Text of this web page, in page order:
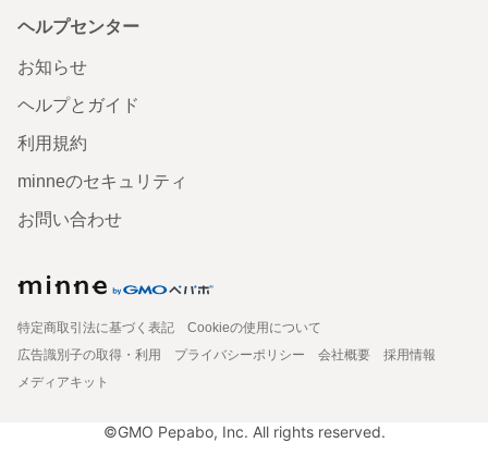
ヘルプセンター
お知らせ
ヘルプとガイド
利用規約
minneのセキュリティ
お問い合わせ
特定商取引法に基づく表記
Cookieの使用について
広告識別子の取得・利用
プライバシーポリシー 会社概要
採用情報
メディアキット
©GMO Pepabo, Inc. All rights reserved.